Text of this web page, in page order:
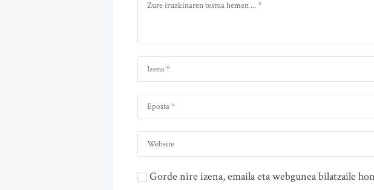
Gorde nire izena, emaila eta webgunea bilatzaile